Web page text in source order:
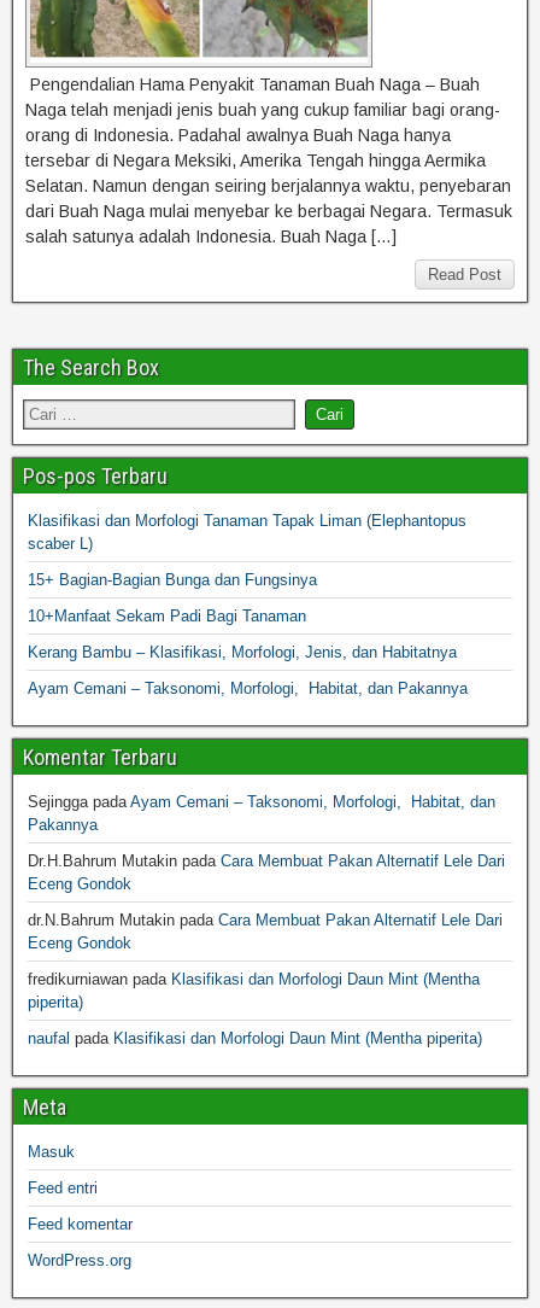
Pengendalian Hama Penyakit Tanaman Buah Naga – Buah
Naga telah menjadi jenis buah yang cukup familiar bagi orang-
orang di Indonesia. Padahal awalnya Buah Naga hanya
tersebar di Negara Meksiki, Amerika Tengah hingga Aermika
Selatan. Namun dengan seiring berjalannya waktu, penyebaran
dari Buah Naga mulai menyebar ke berbagai Negara. Termasuk
salah satunya adalah Indonesia. Buah Naga […]
Read Post
The Search Box
Pos-pos Terbaru
Klasifikasi dan Morfologi Tanaman Tapak Liman (Elephantopus
scaber L)
15+ Bagian-Bagian Bunga dan Fungsinya
10+Manfaat Sekam Padi Bagi Tanaman
Kerang Bambu – Klasifikasi, Morfologi, Jenis, dan Habitatnya
Ayam Cemani – Taksonomi, Morfologi, Habitat, dan Pakannya
Komentar Terbaru
SejinggapadaAyam Cemani – Taksonomi, Morfologi, Habitat, dan
Pakannya
Dr.H.Bahrum Mutakin pada Cara Membuat Pakan Alternatif Lele Dari
Eceng Gondok
dr.N.Bahrum Mutakin pada Cara Membuat Pakan Alternatif Lele Dari
Eceng Gondok
fredikurniawan pada Klasifikasi dan Morfologi Daun Mint (Mentha
piperita)
naufal pada Klasifikasi dan Morfologi Daun Mint (Mentha piperita)
Meta
Masuk
Feed entri
Feed komentar
WordPress.org